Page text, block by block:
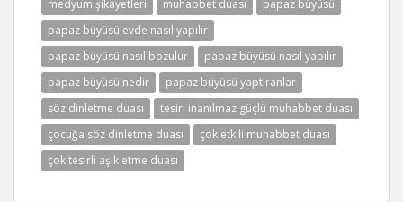
medyum şikayetleri
muhabbet duası
papaz büyüsü
papaz büyüsü evde nasıl yapılır
papaz büyüsü nasıl bozulur
papaz büyüsü nasıl yapılır
papaz büyüsü nedir
papaz büyüsü yaptıranlar
söz dinletme duası
tesiri inanılmaz güçlü muhabbet duası
çocuğa söz dinletme duası
çok etkili muhabbet duası
çok tesirli aşık etme duası